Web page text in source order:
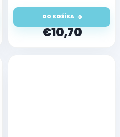
€10,70
DO KOŠÍKA